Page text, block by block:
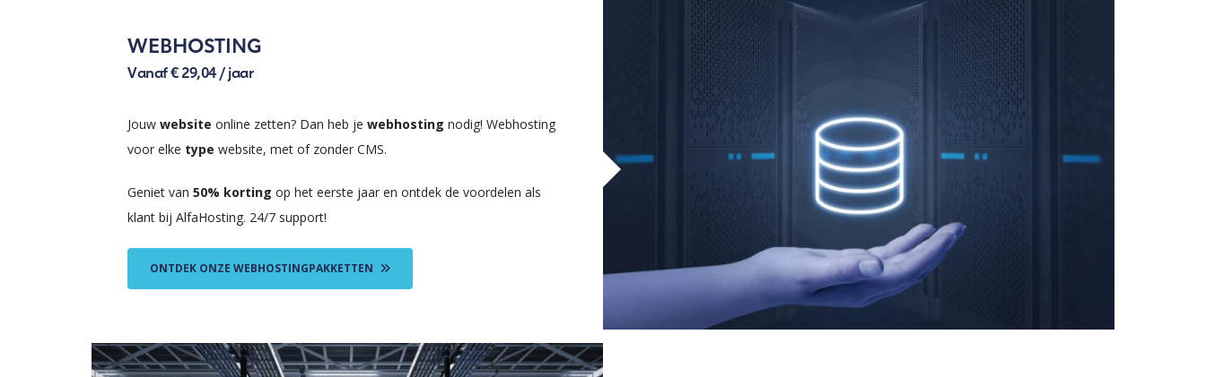
WEBHOSTING
Vanaf € 29,04 / jaar
Jouw website online zetten? Dan heb je webhosting nodig! Webhosting
voor elke type website, met of zonder CMS.
Geniet van 50% korting op het eerste jaar en ontdek de voordelen als
klant bij AlfaHosting. 24/7 support!
ONTDEK ONZE WEBHOSTINGPAKKETTEN